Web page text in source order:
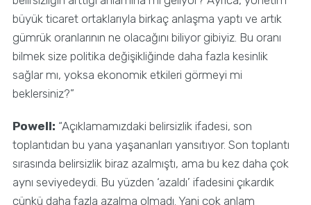
büyük ticaret ortaklarıyla birkaç anlaşma yaptı ve artık
gümrük oranlarının ne olacağını biliyor gibiyiz. Bu oranı
bilmek size politika değişikliğinde daha fazla kesinlik
sağlar mı, yoksa ekonomik etkileri görmeyi mi
beklersiniz?”
Powell: “Açıklamamızdaki belirsizlik ifadesi, son
toplantıdan bu yana yaşananları yansıtıyor. Son toplantı
sırasında belirsizlik biraz azalmıştı, ama bu kez daha çok
aynı seviyedeydi. Bu yüzden ‘azaldı’ ifadesini çıkardık
çünkü daha fazla azalma olmadı. Yani çok anlam